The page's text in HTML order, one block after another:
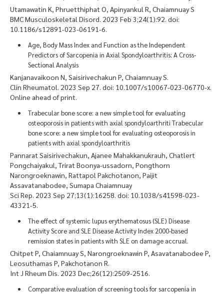
Utamawatin K, Phruetthiphat O, Apinyankul R, Chaiamnuay S
BMC Musculoskeletal Disord. 2023 Feb 3;24(1):92. doi:
10.1186/s12891-023-06191-6.
Age, Body Mass Index and Function as the Independent
Predictors of Sarcopenia in Axial Spondyloarthritis: A Cross-
Sectional Analysis
Kanjanavaikoon N, Saisirivechakun P, Chaiamnuay S.
Clin Rheumatol. 2023 Sep 27. doi: 10.1007/s10067-023-06770-x.
Online ahead of print.
Trabecular bone score: a new simple tool for evaluating
osteoporosis in patients with axial spondyloarthriti Trabecular
bone score: a new simple tool for evaluating osteoporosis in
patients with axial spondyloarthritis
Pannarat Saisirivechakun, Ajanee Mahakkanukrauh, Chatlert
Pongchaiyakul, Trirat Boonya-ussadorn, Pongthorn
Narongroeknawin, Rattapol Pakchotanon, Paijit
Assavatanabodee, Sumapa Chaiamnuay
Sci Rep. 2023 Sep 27;13(1):16258. doi: 10.1038/s41598-023-
43321-5.
The effect of systemic lupus erythematosus (SLE) Disease
Activity Score and SLE Disease Activity Index 2000-based
remission states in patients with SLE on damage accrual.
Chitpet P, Chaiamnuay S, Narongroeknawin P, Asavatanabodee P,
Leosuthamas P, Pakchotanon R.
Int J Rheum Dis. 2023 Dec;26(12):2509-2516.
Comparative evaluation of screening tools for sarcopenia in